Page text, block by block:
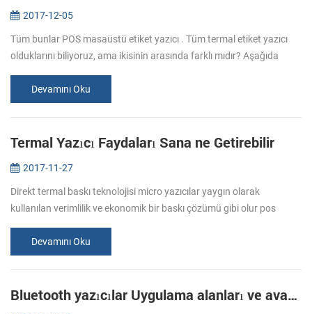
2017-12-05
Tüm bunlar POS masaüstü etiket yazıcı . Tüm termal etiket yazıcı
olduklarını biliyoruz, ama ikisinin arasında farklı mıdır? Aşağıda
Devamını Oku
Termal Yazıcı Faydaları Sana ne Getirebilir
2017-11-27
Direkt termal baskı teknolojisi micro yazıcılar yaygın olarak
kullanılan verimlilik ve ekonomik bir baskı çözümü gibi olur pos
bizim b...Devamını Oku
Bluetooth yazıcılar Uygulama alanları ve avantajları